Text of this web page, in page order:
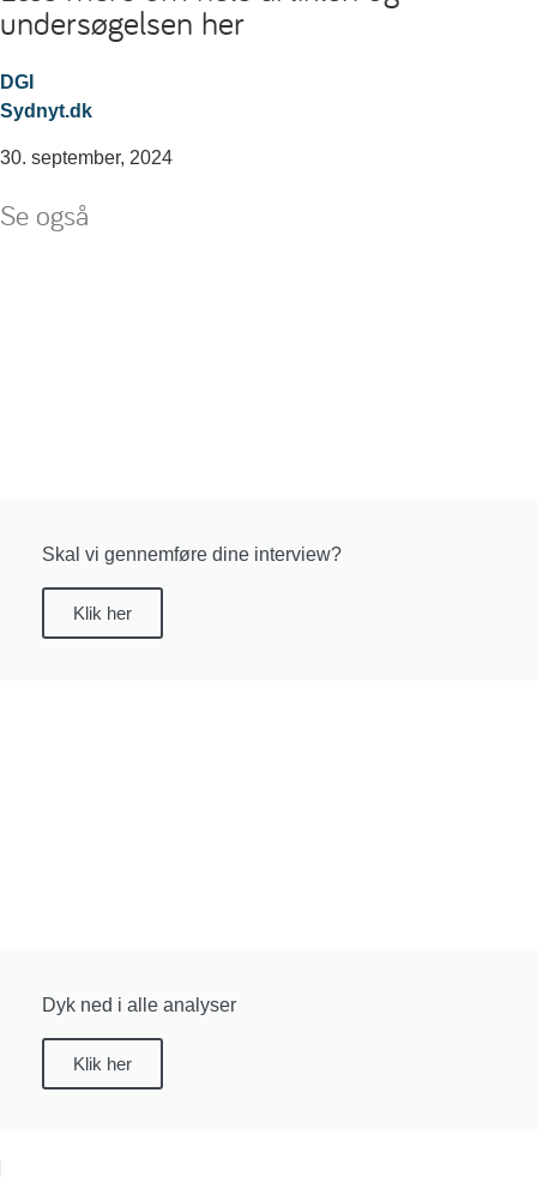
undersøgelsen her
DGI
Sydnyt.dk
30. september, 2024
Se også
Skal vi gennemføre dine interview?
Klik her
Dyk ned i alle analyser
Klik her